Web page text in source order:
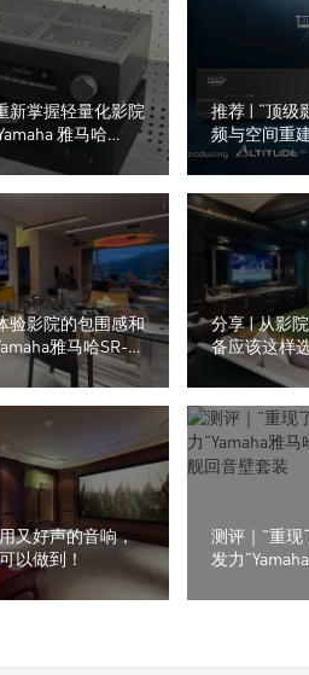
新掌握轻量化影院
雅马哈
声道/8K AV放大
推荐 | “顶级
频与空间重
Audio（创
数字3D音效
验影院的包围感和
雅马哈SR-
旗舰回音壁套装
分享 | 从影
备应该这样
又好声的音响，
以做到！
测评｜”重
发力